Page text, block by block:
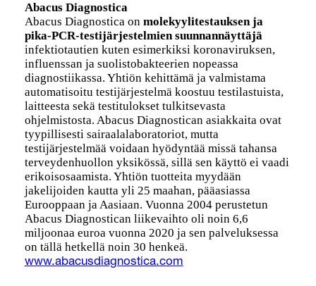
Abacus Diagnostica
Abacus Diagnostica onmolekyylitestauksen ja
pika-PCR-testijärjestelmien suunnannäyttäjä
infektiotautien kuten esimerkiksi koronaviruksen,
influenssan ja suolistobakteerien nopeassa
diagnostiikassa. Yhtiön kehittämä ja valmistama
automatisoitu testijärjestelmä koostuu testilastuista,
laitteesta sekä testitulokset tulkitsevasta
ohjelmistosta. Abacus Diagnostican asiakkaita ovat
tyypillisesti sairaalalaboratoriot, mutta
testijärjestelmää voidaan hyödyntää missä tahansa
terveydenhuollon yksikössä, sillä sen käyttö ei vaadi
erikoisosaamista. Yhtiön tuotteita myydään
jakelijoiden kautta yli 25 maahan, pääasiassa
Eurooppaan ja Aasiaan. Vuonna 2004 perustetun
Abacus Diagnostican liikevaihto oli noin 6,6
miljoonaa euroa vuonna 2020 ja sen palveluksessa
on tällä hetkellä noin 30 henkeä.
www.abacusdiagnostica.com